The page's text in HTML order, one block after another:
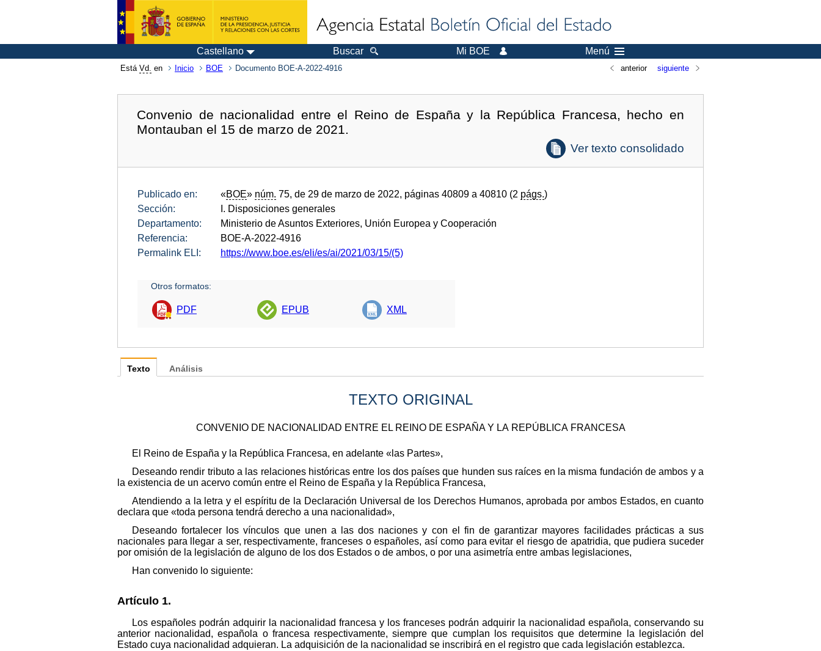
Castellano Buscar Mi BOE Menú
Está Vd. en Inicio BOE Documento BOE-A-2022-4916 anterior siguiente
Convenio de nacionalidad entre el Reino de España y la República Francesa, hecho en
Montauban el 15 de marzo de 2021.
Ver texto consolidado
Publicado en: «BOE» núm. 75, de 29 de marzo de 2022, páginas 40809 a 40810 (2 págs.)
Sección:
I. Disposiciones generales
Departamento:
Ministerio de Asuntos Exteriores, Unión Europea y Cooperación
Referencia:
BOE-A-2022-4916
Permalink ELI:
https://www.boe.es/eli/es/ai/2021/03/15/(5)
Otros formatos:
PDF EPUB XML
Texto
TEXTO ORIGINAL
CONVENIO DE NACIONALIDAD ENTRE EL REINO DE ESPAÑA Y LA REPÚBLICA FRANCESA
El Reino de España y la República Francesa, en adelante «las Partes»,
Deseando rendir tributo a las relaciones históricas entre los dos países que hunden sus raíces en la misma fundación de ambos y a
la existencia de un acervo común entre el Reino de España y la República Francesa,
Atendiendo a la letra y el espíritu de la Declaración Universal de los Derechos Humanos, aprobada por ambos Estados, en cuanto
declara que «toda persona tendrá derecho a una nacionalidad»,
Deseando fortalecer los vínculos que unen a las dos naciones y con el fin de garantizar mayores facilidades prácticas a sus
nacionales para llegar a ser, respectivamente, franceses o españoles, así como para evitar el riesgo de apatridia, que pudiera suceder
por omisión de la legislación de alguno de los dos Estados o de ambos, o por una asimetría entre ambas legislaciones,
Han convenido lo siguiente:
Artículo 1.
Los españoles podrán adquirir la nacionalidad francesa y los franceses podrán adquirir la nacionalidad española, conservando su
anterior nacionalidad, española o francesa respectivamente, siempre que cumplan los requisitos que determine la legislación del
Estado cuya nacionalidad adquieran. La adquisición de la nacionalidad se inscribirá en el registro que cada legislación establezca.
Análisis